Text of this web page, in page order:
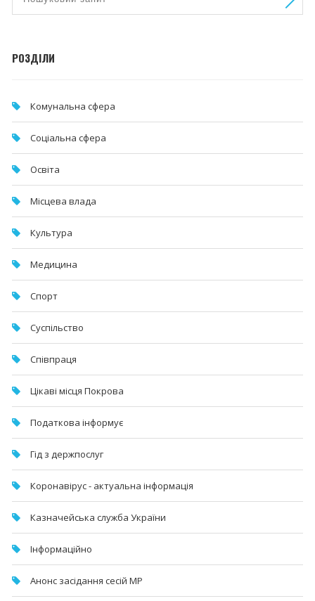
РОЗДІЛИ
Комунальна cфера
Соціальна сфера
Освіта
Місцева влада
Культура
Медицина
Спорт
Суспільство
Співпраця
Цікаві місця Покрова
Податкова інформує
Гід з держпослуг
Коронавірус - актуальна інформація
Казначейська служба України
Інформаційно
Анонс засідання сесій МР